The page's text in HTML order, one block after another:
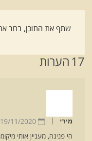
שתף את התוכן, בחר
17 הערות
מירי 19/11/2020 ,
הי פנינה, מעניין אותי